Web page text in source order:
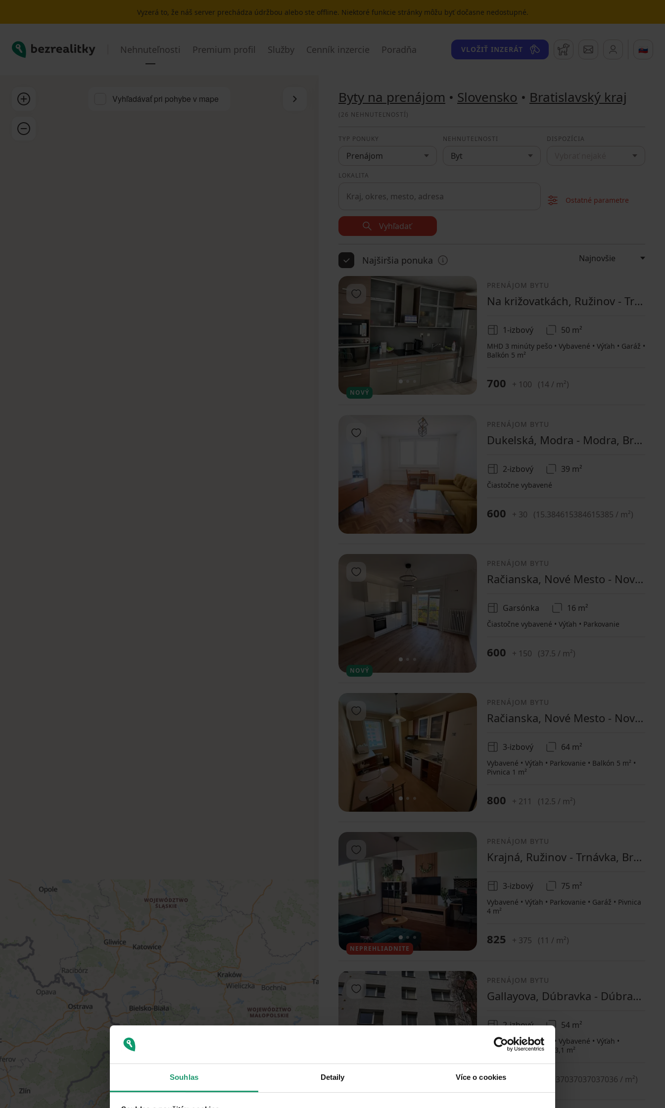
Souhlas Detaily Více o cookies
Vyzerá to, že náš server prechádza údržbou alebo ste offline. Niektoré funkcie stránky môžu byť dočasne nedostupné.
Bezrealitky Nehnuteľnosti Premium profil Služby Cenník inzercie Poradňa VLOŽIŤ INZERÁT Strážny pesSprávy 🇸🇰
Priblížiť
Oddialiť
Vyhľadávať pri pohybe v mape Skryť zoznamByty na prenájom • Slovensko • Bratislavský kraj
(26 NEHNUTEĽNOSTÍ)
TYP PONUKY
Prenájom
NEHNUTEĽNOSTI
Byt
DISPOZÍCIA
LOKALITA
Ostatné parametre
Vyhľadať
Najširšia ponuka
1 3
Pridať do obľúbených
NOVÝ
PRENÁJOM BYTU
Na križovatkách, Ružinov - Trnávka, Bratislavský kraj
1-izbový 50 m²
MHD 3 minúty pešo • Vybavené • Výťah • Garáž •
Balkón 5 m²
700 + 100 (14 / m²)
1 3
Pridať do obľúbených
PRENÁJOM BYTU
Dukelská, Modra - Modra, Bratislavský kraj
2-izbový 39 m²
Čiastočne vybavené
600 + 30 (15.384615384615385 / m²)
1 3
Pridať do obľúbených
NOVÝ
PRENÁJOM BYTU
Račianska, Nové Mesto - Nové Mesto, Bratislavský kraj
Garsónka 16 m²
Čiastočne vybavené • Výťah • Parkovanie
600 + 150 (37.5 / m²)
1 2 3
Pridať do obľúbených
PRENÁJOM BYTU
Račianska, Nové Mesto - Nové Mesto, Bratislavský kraj
3-izbový 64 m²
Vybavené • Výťah • Parkovanie • Balkón 5 m² •
Pivnica 1 m²
800 + 211 (12.5 / m²)
12 3
Pridať do obľúbených
NEPREHLIADNITE
PRENÁJOM BYTU
Krajná, Ružinov - Trnávka, Bratislavský kraj
3-izbový 75 m²
Vybavené • Výťah • Parkovanie • Garáž • Pivnica
4 m²
825 + 375 (11 / m²)
Pridať do obľúbených
PRENÁJOM BYTU
Gallayova, Dúbravka - Dúbravka, Bratislavský kraj
2-izbový 54 m²
MHD 4 minúty pešo • Vybavené • Výťah •
Parkovanie • Pivnica 3,1 m²
650 12.037037037037036 / m²)